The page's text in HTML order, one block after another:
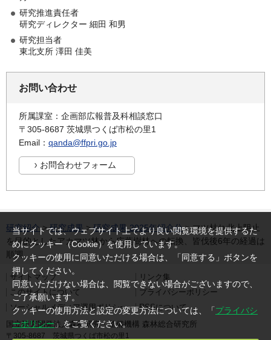
研究推進責任者
研究ディレクター 細田 和男
研究担当者
東北支所 澤田 佳美
お問い合わせ
所属課室：企画部広報普及科相談窓口
〒305-8687 茨城県つくば市松の里1
Email： qanda@ffpri.go.jp
研究紹介>研究成果>研究成果 2025年紹介分> マツ枯れ北上阻止
を目的としたアカマツ林から広葉樹林への転換、皆伐後6年の経過は
順調
サイトマップ
リンク集
このサイトについて
プライバシーポリシー
ソーシャルメディア運用ポリシー
RSSについて
国立研究開発法人森林研究・整備機構 森林総合研究所
〒305-8687 茨城県つくば市松の里1
当サイトでは、ウェブサイト上でより良い閲覧環境を提供するた
めにクッキー（Cookie）を使用しています。
クッキーの使用に同意いただける場合は、「同意する」ボタンを
押してください。
同意いただけない場合は、閲覧できない場合がございますので、
ご了承願います。
クッキーの使用方法と設定の変更方法については、「プライバシ
ーポリシー」をご覧ください。